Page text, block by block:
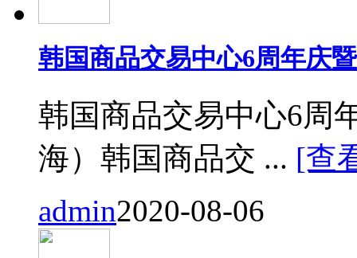
韩国商品交易中心6周年庆
韩国商品交易中心6周
海）韩国商品交 ... [查
admin2020-08-06